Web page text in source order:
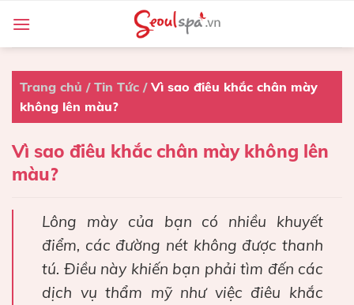
content
Trang chủ / Tin Tức / Vì sao điêu khắc chân mày
không lên màu?
Vì sao điêu khắc chân mày không lên
màu?
Lông mày của bạn có nhiều khuyết
điểm, các đường nét không được thanh
tú. Điều này khiến bạn phải tìm đến các
dịch vụ thẩm mỹ như việc điêu khắc